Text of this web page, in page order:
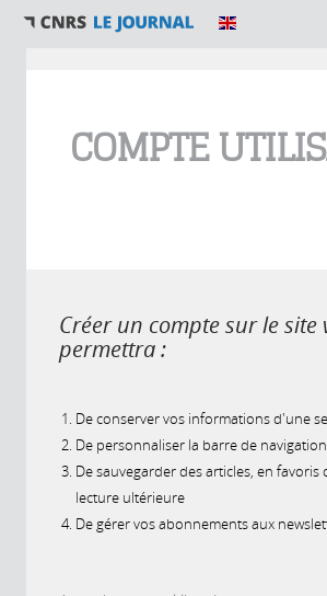
COMPTE
Créer un compte sur le site
permettra :
De conserver vos informations d'une
De personnaliser la barre de navigation
De sauvegarder des articles, en
lecture ultérieure
De gérer vos abonnements aux